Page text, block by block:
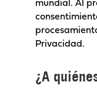
Privacidad.
¿A